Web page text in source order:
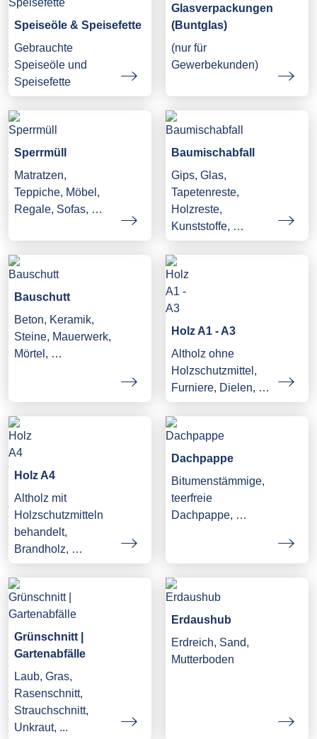
Speiseöle & Speisefette
Gebrauchte
Speiseöle und
Speisefette
Glasverpackungen
(Buntglas)
(nur für
Gewerbekunden)
Sperrmüll
Matratzen,
Teppiche, Möbel,
Regale, Sofas, …
Baumischabfall
Gips, Glas,
Tapetenreste,
Holzreste,
Kunststoffe, …
Bauschutt
Beton, Keramik,
Steine, Mauerwerk,
Mörtel, …
Holz A1 - A3
Altholz ohne
Holzschutzmittel,
Furniere, Dielen, …
Holz A4
Altholz mit
Holzschutzmitteln
behandelt,
Brandholz, …
Dachpappe
Bitumenstämmige,
teerfreie
Dachpappe, …
Grünschnitt |
Gartenabfälle
Laub, Gras,
Rasenschnitt,
Strauchschnitt,
Unkraut, ...
Erdaushub
Erdreich, Sand,
Mutterboden